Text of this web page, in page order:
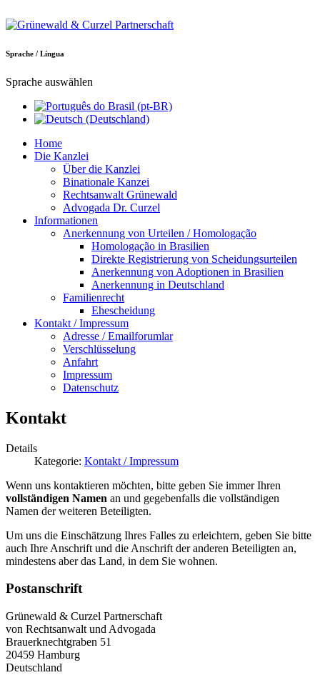
Sprache / Língua
Sprache auswählen
Home
Die Kanzlei
Über die Kanzlei
Binationale Kanzei
Rechtsanwalt Grünewald
Advogada Dr. Curzel
Informationen
Anerkennung von Urteilen / Homologação
Homologação in Brasilien
Direkte Registrierung von Scheidungsurteilen
Anerkennung von Adoptionen in Brasilien
Anerkennung in Deutschland
Familienrecht
Ehescheidung
Kontakt / Impressum
Adresse / Emailforumlar
Verschlüsselung
Anfahrt
Impressum
Datenschutz
Kontakt
Details
Kategorie: Kontakt / Impressum
Wenn uns kontaktieren möchten, bitte geben Sie immer Ihren
vollständigen Namen an und gegebenfalls die vollständigen
Namen der weiteren Beteiligten.
Um uns die Einschätzung Ihres Falles zu erleichtern, geben Sie bitte
auch Ihre Anschrift und die Anschrift der anderen Beteiligten an,
mindestens aber das Land, in dem Sie wohnen.
Postanschrift
Grünewald & Curzel Partnerschaft
von Rechtsanwalt und Advogada
Brauerknechtgraben 51
20459 Hamburg
Deutschland